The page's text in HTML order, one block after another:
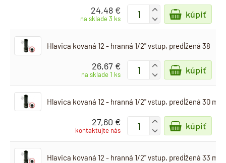
24,48 €
na sklade 3 ks
+
-
kúpiť
Hlavica kovaná 12 - hranná 1/2" vstup, predĺžená 38
26,67 €
na sklade 1 ks
+
-
kúpiť
Hlavica kovaná 12 - hranná 1/2" vstup, predĺžená 30 mm
27,60 €
kontaktujte nás
+
-
kúpiť
Hlavica kovaná 12 - hranná 1/2" vstup, predĺžená 33 mm